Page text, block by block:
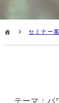
セミナー
テーマ：パ